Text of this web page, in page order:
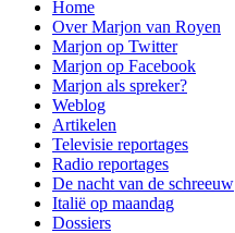
Home
Over Marjon van Royen
Marjon op Twitter
Marjon op Facebook
Marjon als spreker?
Weblog
Artikelen
Televisie reportages
Radio reportages
De nacht van de schreeuw
Italië op maandag
Dossiers